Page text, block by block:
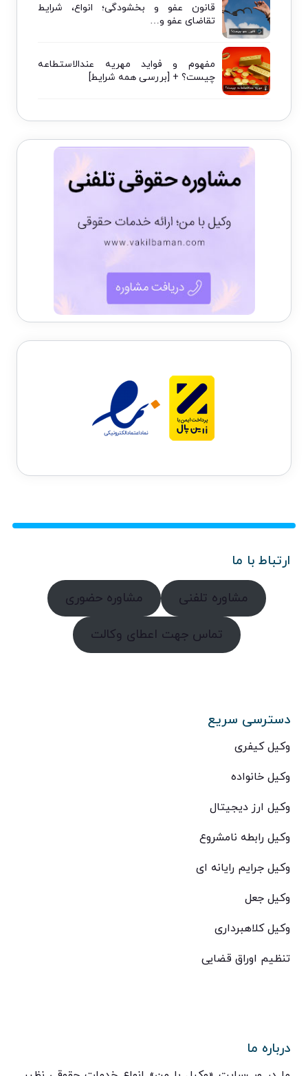
قانون عفو و بخشودگی؛ انواع، شرایط
تقاضای عفو و…
مفهوم و فواید مهریه عندالاستطاعه
چیست؟ + [بررسی همه شرایط]
ارتباط با ما
مشاوره تلفنی مشاوره حضوری
تماس جهت اعطای وکالت
دسترسی سریع
وکیل کیفری
وکیل خانواده
وکیل ارز دیجیتال
وکیل رابطه نامشروع
وکیل جرایم رایانه ای
وکیل جعل
وکیل کلاهبرداری
تنظیم اوراق قضایی
درباره ما